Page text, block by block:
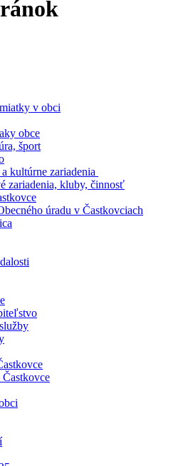
v obci
obce
šport
kultúrne zariadenia
zariadenia, kluby, činnosť
úradu v Častkovciach